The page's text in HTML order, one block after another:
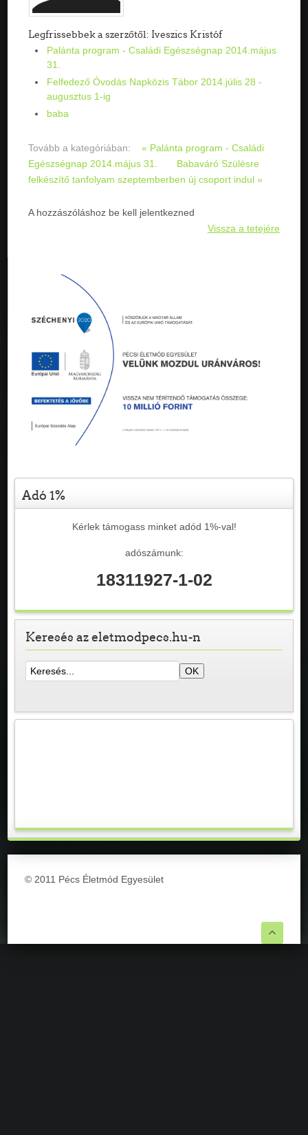
Legfrissebbek a szerzőtől: Iveszics Kristóf
Palánta program - Családi Egészségnap 2014.május
31.
Felfedező Óvodás Napközis Tábor 2014.júlis 28 -
augusztus 1-ig
baba
Tovább a kategóriában:
« Palánta program - Családi
Egészségnap 2014.május 31.
Babaváró Szülésre
felkészítő tanfolyam szeptemberben új csoport indul »
A hozzászóláshoz be kell jelentkezned
Vissza a tetejére
Adó 1%
Kérlek támogass minket adód 1%-val!
adószámunk:
18311927-1-02
Keresés az eletmodpecs.hu-n
© 2011 Pécs Életmód Egyesület